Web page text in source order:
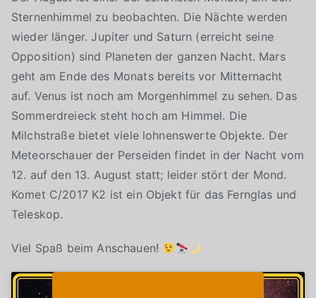
Sternenhimmel zu beobachten. Die Nächte werden
wieder länger. Jupiter und Saturn (erreicht seine
Opposition) sind Planeten der ganzen Nacht. Mars
geht am Ende des Monats bereits vor Mitternacht
auf. Venus ist noch am Morgenhimmel zu sehen. Das
Sommerdreieck steht hoch am Himmel. Die
Milchstraße bietet viele lohnenswerte Objekte. Der
Meteorschauer der Perseiden findet in der Nacht vom
12. auf den 13. August statt; leider stört der Mond.
Komet C/2017 K2 ist ein Objekt für das Fernglas und
Teleskop.
Viel Spaß beim Anschauen!